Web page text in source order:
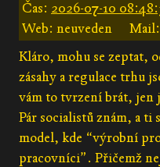
Čas: 2026-07-10
Web: neuveden
Kláro, mohu se zeptat,
zásahy a regulace trhu
vám to tvrzení brát, jen
Pár socialistů znám, a ti
model, kde “výrobní
pracovníci”. Přičemž